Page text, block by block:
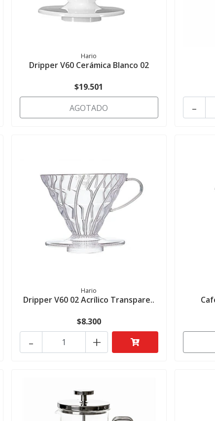
Hario
Dripper V60 Cerámica Blanco 02
$19.501
AGOTADO
-
Hario
Dripper V60 02 Acrílico Transpare..
$8.300
+
-